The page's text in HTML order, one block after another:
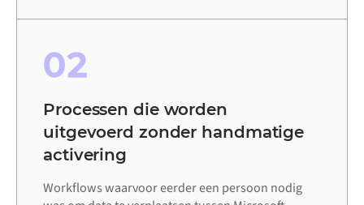
02
Processen die worden
uitgevoerd zonder handmatige
activering
Workflows waarvoor eerder een persoon nodig